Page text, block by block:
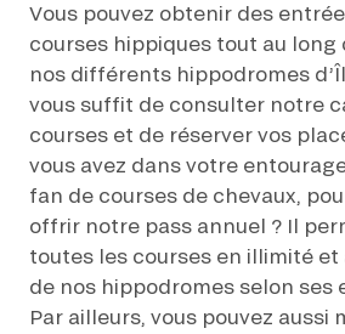
Vous pouvez obtenir des
courses hippiques tout au long
nos différents hippodromes
vous suffit de consulter notre
courses et de réserver vos
vous avez dans votre
fan de courses de chevaux,
offrir notre pass annuel ? Il
toutes les courses en illimité
de nos hippodromes selon ses
Par ailleurs, vous pouvez aussi